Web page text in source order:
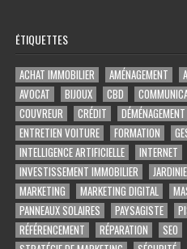
ÉTIQUETTES
ACHAT IMMOBILIER AMÉNAGEMENT
AVOCAT
BIJOUX CBD
COUVREUR
CRÉDIT DÉMÉNAGEMENT
ENTRETIEN VOITURE
FORMATION
INTELLIGENCE ARTIFICIELLE
INTERNET
INVESTISSEMENT IMMOBILIER
MARKETING
MARKETING DIGITAL
PANNEAUX SOLAIRES
PAYSAGISTE
RÉFÉRENCEMENT
RÉPARATION SEO